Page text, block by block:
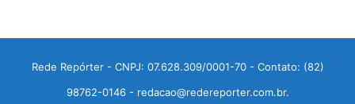
Rede Repórter - CNPJ: 07.628.309/0001-70 - Contato: (82)
98762-0146 - redacao@redereporter.com.br.